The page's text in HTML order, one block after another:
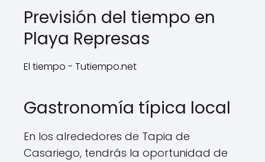
Previsión del tiempo en
Playa Represas
El tiempo - Tutiempo.net
Gastronomía típica local
En los alrededores de Tapia de
Casariego, tendrás la oportunidad de